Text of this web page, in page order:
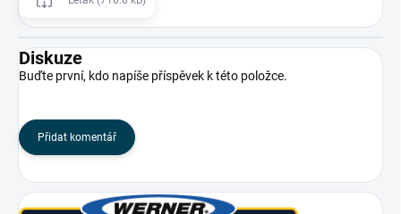
Diskuze
Buďte první, kdo napíše příspěvek k této položce.
Přidat komentář